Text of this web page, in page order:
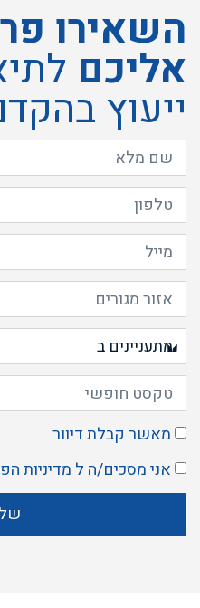
השאירו
אליכם
ייעוץ
מאשר קבלת דיוור
אני מסכים/ה ל מדיניות